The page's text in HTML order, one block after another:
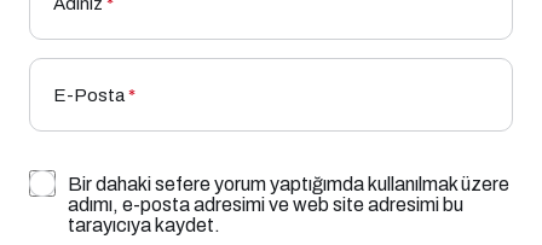
E-Posta*
Bir dahaki sefere yorum yaptığımda kullanılmak üzere
adımı, e-posta adresimi ve web site adresimi bu
tarayıcıya kaydet.